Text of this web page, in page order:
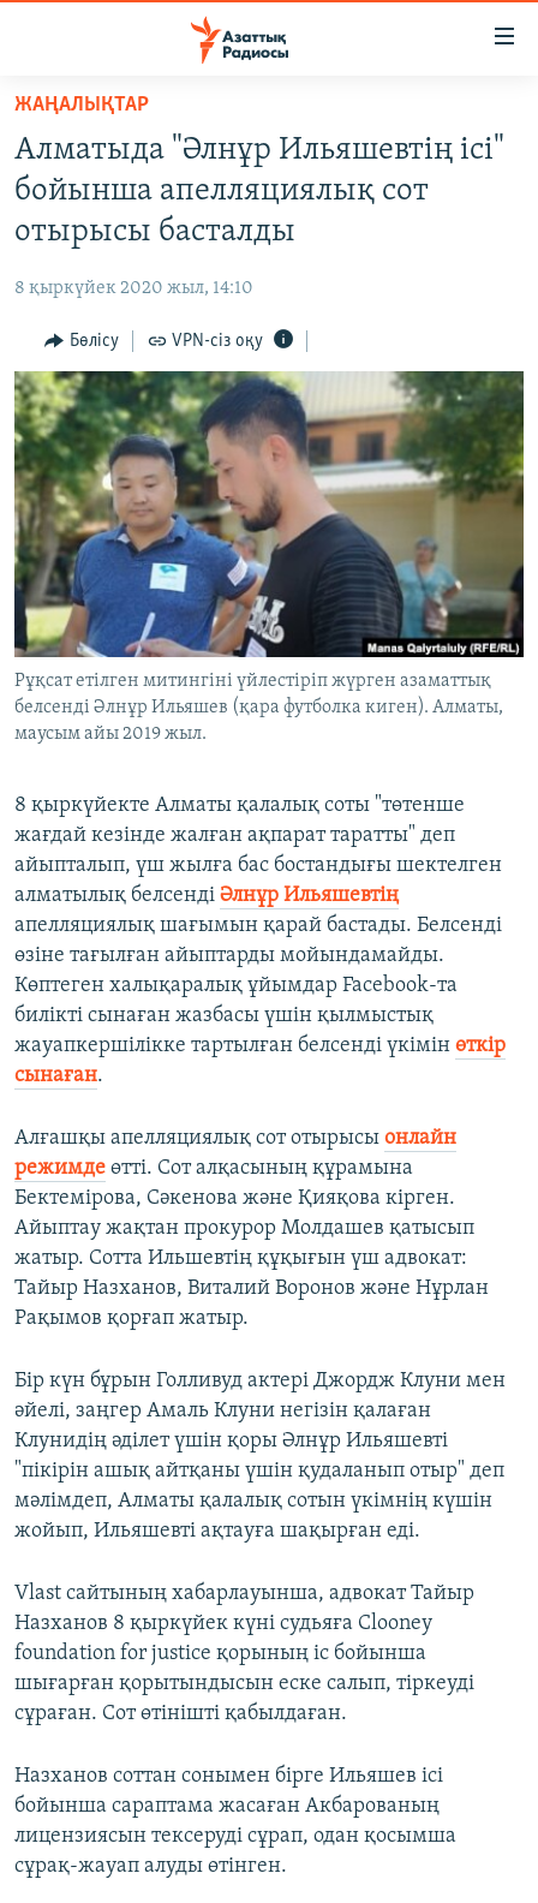
Skip
main
content
main
Navigation
to
Search
САЯСАТ
АДАМ ҚҰҚЫҚТАРЫ
ӘЛЕУМЕТ
ӘЛЕМ
АРНАЙЫ ЖОБАЛАР
Русский
ЖАЗЫЛЫҢЫЗ
Басқа тілдерде
ЖАҢАЛЫҚТАР
Алматыда "Әлнұр Ильяшевтің ісі"
бойынша апелляциялық сот
отырысы басталды
8 қыркүйек 2020 жыл, 14:10
Бөлісу VPN-сіз оқу
Рұқсат етілген митингіні үйлестіріп жүрген азаматтық
белсенді Әлнұр Ильяшев (қара футболка киген). Алматы,
маусым айы 2019 жыл.
8 қыркүйекте Алматы қалалық соты "төтенше
жағдай кезінде жалған ақпарат таратты" деп
айыпталып, үш жылға бас бостандығы шектелген
алматылық белсенді Әлнұр Ильяшевтің
апелляциялық шағымын қарай бастады. Белсенді
өзіне тағылған айыптарды мойындамайды.
Көптеген халықаралық ұйымдар Facebook-та
билікті сынаған жазбасы үшін қылмыстық
жауапкершілікке тартылған белсенді үкімін өткір
сынаған.
Алғашқы апелляциялық сот отырысы онлайн
режимде өтті. Сот алқасының құрамына
Бектемірова, Сәкенова және Қияқова кірген.
Айыптау жақтан прокурор Молдашев қатысып
жатыр. Сотта Ильшевтің құқығын үш адвокат:
Тайыр Назханов, Виталий Воронов және Нұрлан
Рақымов қорғап жатыр.
Бір күн бұрын Голливуд актері Джордж Клуни мен
әйелі, заңгер Амаль Клуни негізін қалаған
Клунидің әділет үшін қоры Әлнұр Ильяшевті
"пікірін ашық айтқаны үшін қудаланып отыр" деп
мәлімдеп, Алматы қалалық сотын үкімнің күшін
жойып, Ильяшевті ақтауға шақырған еді.
Vlast сайтының хабарлауынша, адвокат Тайыр
Назханов 8 қыркүйек күні судьяға Clooney
foundation for justice қорының іс бойынша
шығарған қорытындысын еске салып, тіркеуді
сұраған. Сот өтінішті қабылдаған.
Назханов соттан сонымен бірге Ильяшев ісі
бойынша сараптама жасаған Акбарованың
лицензиясын тексеруді сұрап, одан қосымша
сұрақ-жауап алуды өтінген.